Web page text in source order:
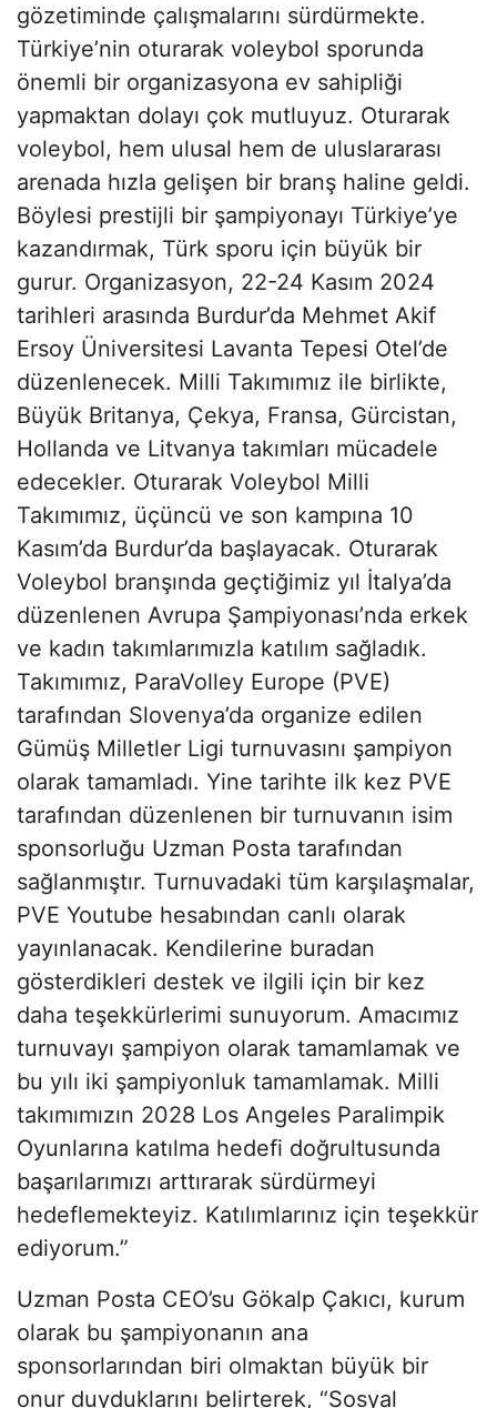
gözetiminde çalışmalarını sürdürmekte.
Türkiye’nin oturarak voleybol sporunda
önemli bir organizasyona ev sahipliği
yapmaktan dolayı çok mutluyuz. Oturarak
voleybol, hem ulusal hem de uluslararası
arenada hızla gelişen bir branş haline geldi.
Böylesi prestijli bir şampiyonayı Türkiye’ye
kazandırmak, Türk sporu için büyük bir
gurur. Organizasyon, 22-24 Kasım 2024
tarihleri arasında Burdur’da Mehmet Akif
Ersoy Üniversitesi Lavanta Tepesi Otel’de
düzenlenecek. Milli Takımımız ile birlikte,
Büyük Britanya, Çekya, Fransa, Gürcistan,
Hollanda ve Litvanya takımları mücadele
edecekler. Oturarak Voleybol Milli
Takımımız, üçüncü ve son kampına 10
Kasım’da Burdur’da başlayacak. Oturarak
Voleybol branşında geçtiğimiz yıl İtalya’da
düzenlenen Avrupa Şampiyonası’nda erkek
ve kadın takımlarımızla katılım sağladık.
Takımımız, ParaVolley Europe (PVE)
tarafından Slovenya’da organize edilen
Gümüş Milletler Ligi turnuvasını şampiyon
olarak tamamladı. Yine tarihte ilk kez PVE
tarafından düzenlenen bir turnuvanın isim
sponsorluğu Uzman Posta tarafından
sağlanmıştır. Turnuvadaki tüm karşılaşmalar,
PVE Youtube hesabından canlı olarak
yayınlanacak. Kendilerine buradan
gösterdikleri destek ve ilgili için bir kez
daha teşekkürlerimi sunuyorum. Amacımız
turnuvayı şampiyon olarak tamamlamak ve
bu yılı iki şampiyonluk tamamlamak. Milli
takımımızın 2028 Los Angeles Paralimpik
Oyunlarına katılma hedefi doğrultusunda
başarılarımızı arttırarak sürdürmeyi
hedeflemekteyiz. Katılımlarınız için teşekkür
ediyorum.”
Uzman Posta CEO’su Gökalp Çakıcı, kurum
olarak bu şampiyonanın ana
sponsorlarından biri olmaktan büyük bir
onur duyduklarını belirterek, “Sosyal